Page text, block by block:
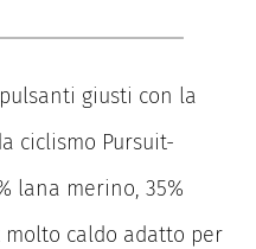
giusti con la
ciclismo Pursuit-
lana merino, 35%
molto caldo adatto per